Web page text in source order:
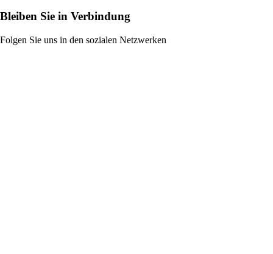
Bleiben Sie in Verbindung
Folgen Sie uns in den sozialen Netzwerken